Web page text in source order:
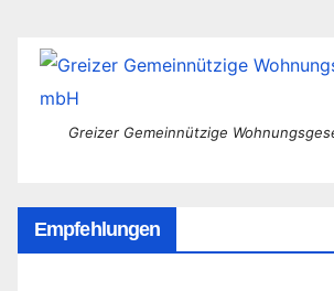
Greizer Gemeinnützige
Empfehlungen